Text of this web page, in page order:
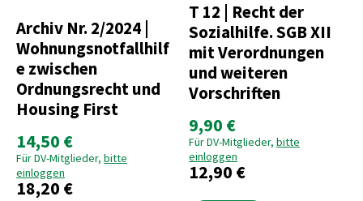
Archiv Nr. 2/2024 |
Wohnungsnotfallhilf
e zwischen
Ordnungsrecht und
Housing First
14,50 €
Für DV-Mitglieder, bitte
einloggen
18,20 €
T 12 | Recht der
Sozialhilfe. SGB XII
mit Verordnungen
und weiteren
Vorschriften
9,90 €
Für DV-Mitglieder, bitte
einloggen
12,90 €